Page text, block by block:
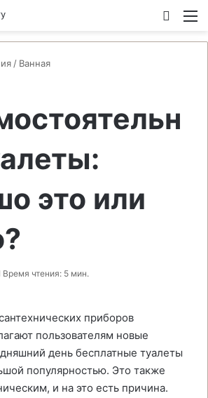
/ Ванная
это или
Время чтения: 5 мин.
приборов
пользователям новые
день бесплатные туалеты
популярностью. Это также
и на это есть причина.